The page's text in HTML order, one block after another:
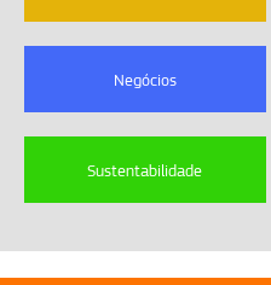
Negócios
Sustentabilidade